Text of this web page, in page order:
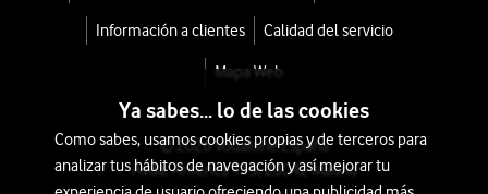
Información a clientes Calidad del servicio
Mapa Web
© 2026 Vodafone España
Avda. América 115, 28042 Madrid
Ya sabes... lo de las cookies
Como sabes, usamos cookies propias y de terceros para
analizar tus hábitos de navegación y así mejorar tu